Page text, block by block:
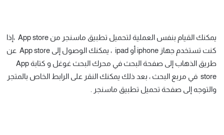
يمكنك القيام بنفس العملية لتحميل تطبيق ماسنجر من App store ،إذا
كنت تستخدم جهاز iphone أو ipad ، يمكنك الوصول إلى App store عن
طريق الذهاب إلى صفحة البحث في محرك البحث غوغل و كتابة App
store في مربع البحث ، بعد ذلك يمكنك النقر على الرابط الخاص بالمتجر
والتوجه إلى صفحة تحميل تطبيق ماسنجر .